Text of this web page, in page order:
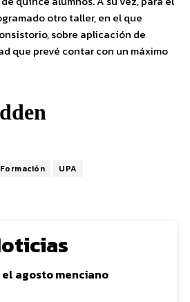
otro taller, en el que
sobre aplicación de
que prevé contar con un máximo
Formación UPA
agosto menciano